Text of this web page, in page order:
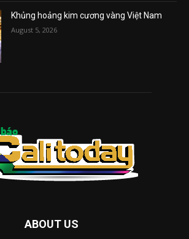
Khủng hoảng kim cương vàng Việt Nam
August 5, 2026
ABOUT US